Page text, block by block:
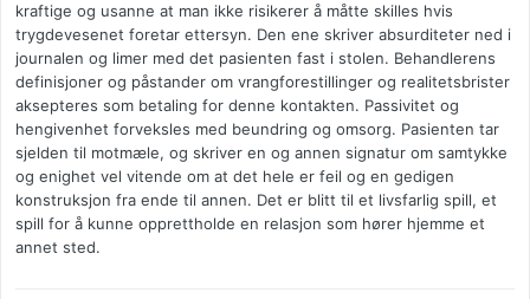
kraftige og usanne at man ikke risikerer å måtte skilles hvis
trygdevesenet foretar ettersyn. Den ene skriver absurditeter ned i
journalen og limer med det pasienten fast i stolen. Behandlerens
definisjoner og påstander om vrangforestillinger og realitetsbrister
aksepteres som betaling for denne kontakten. Passivitet og
hengivenhet forveksles med beundring og omsorg. Pasienten tar
sjelden til motmæle, og skriver en og annen signatur om samtykke
og enighet vel vitende om at det hele er feil og en gedigen
konstruksjon fra ende til annen. Det er blitt til et livsfarlig spill, et
spill for å kunne opprettholde en relasjon som hører hjemme et
annet sted.